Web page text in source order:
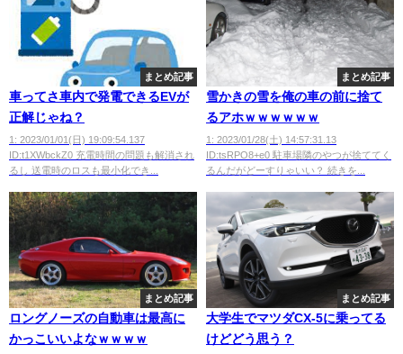
まとめ記事
車ってさ車内で発電できるEVが
正解じゃね？
1: 2023/01/01(日) 19:09:54.137
ID:t1XWbckZ0 充電時間の問題も解消され
るし 送電時のロスも最小化でき...
まとめ記事
雪かきの雪を俺の車の前に捨て
るアホｗｗｗｗｗｗ
1: 2023/01/28(土) 14:57:31.13
ID:tsRPO8+e0 駐車場隣のやつが捨ててく
るんだがどーすりゃいい？ 続きを...
まとめ記事
ロングノーズの自動車は最高に
かっこいいよなｗｗｗｗ
まとめ記事
大学生でマツダCX-5に乗ってる
けどどう思う？